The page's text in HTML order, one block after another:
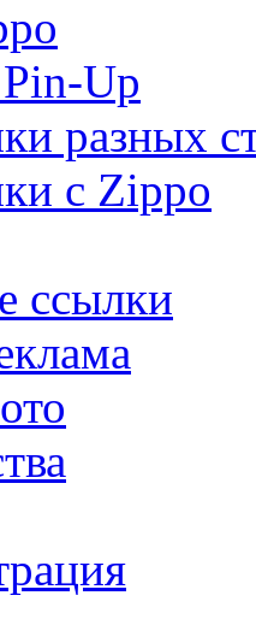
Up
разных
с Zippo
ссылки